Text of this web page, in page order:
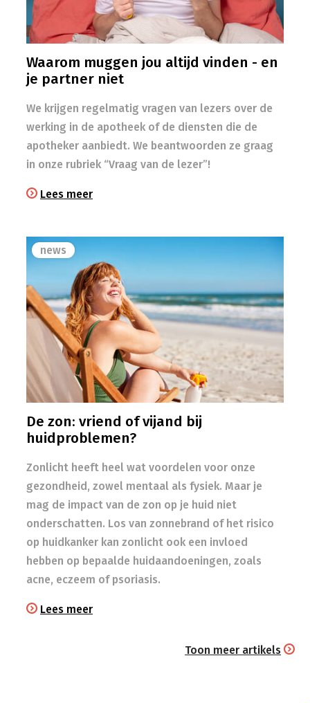
Waarom muggen jou altijd vinden - en
je partner niet
We krijgen regelmatig vragen van lezers over de
werking in de apotheek of de diensten die de
apotheker aanbiedt. We beantwoorden ze graag
in onze rubriek “Vraag van de lezer”!
Lees meer
news
De zon: vriend of vijand bij
huidproblemen?
Zonlicht heeft heel wat voordelen voor onze
gezondheid, zowel mentaal als fysiek. Maar je
mag de impact van de zon op je huid niet
onderschatten. Los van zonnebrand of het risico
op huidkanker kan zonlicht ook een invloed
hebben op bepaalde huidaandoeningen, zoals
acne, eczeem of psoriasis.
Lees meer
Toon meer artikels